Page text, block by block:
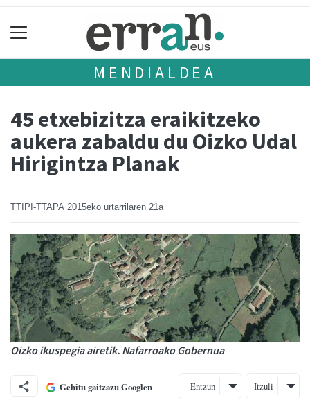
MENDIALDEA
45 etxebizitza eraikitzeko
aukera zabaldu du Oizko Udal
Hirigintza Planak
TTIPI-TTAPA 2015eko urtarrilaren 21a
Oizko ikuspegia airetik. Nafarroako Gobernua
Gehitu gaitzazu Googlen Entzun Itzuli